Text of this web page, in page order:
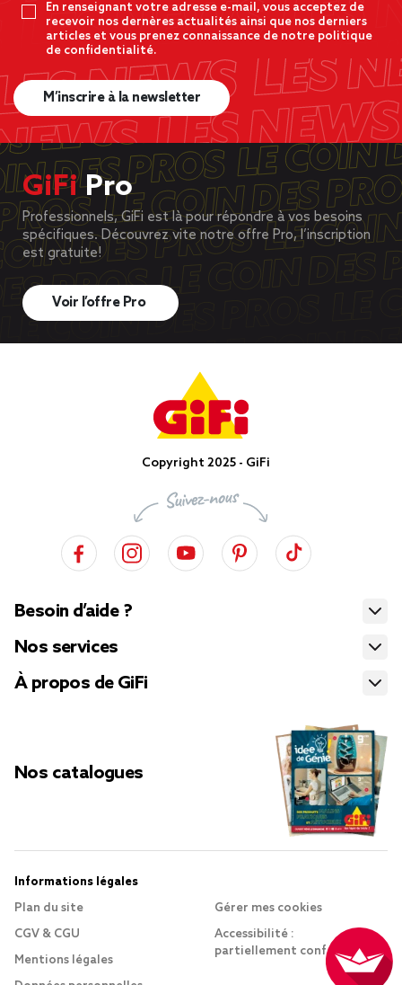
En renseignant votre adresse e-mail, vous acceptez de
recevoir nos dernères actualités ainsi que nos derniers
articles et vous prenez connaissance de notre politique
de confidentialité.
M’inscrire à la newsletter
GiFiPro
Professionnels, GiFi est là pour répondre à vos besoins
spécifiques. Découvrez vite notre offre Pro, l’inscription
est gratuite!
Voir l’offre Pro
Copyright 2025 - GiFi
Besoin d’aide ?
Nos services
À propos de GiFi
Nos catalogues
Informations légales
Plan du site
CGV & CGU
Mentions légales
Gérer mes cookies
Accessibilité :
partiellement conforme